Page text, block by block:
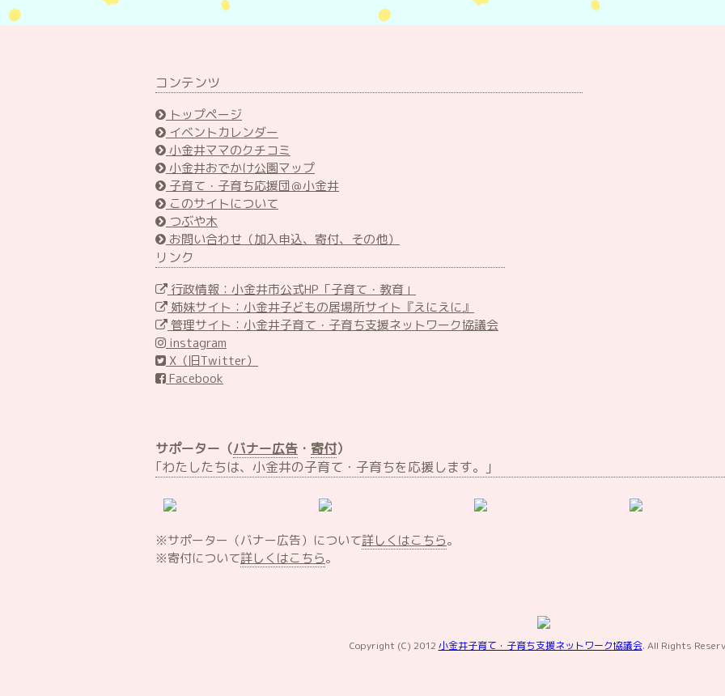
コンテンツ
トップページ
イベントカレンダー
小金井ママのクチコミ
小金井おでかけ公園マップ
子育て・子育ち応援団＠小金井
このサイトについて
つぶや木
お問い合わせ（加入申込、寄付、その他）
リンク
行政情報：小金井市公式HP「子育て・教育」
姉妹サイト：小金井子どもの居場所サイト『えにえに』
管理サイト：小金井子育て・子育ち支援ネットワーク協議会
instagram
X（旧Twitter）
Facebook
サポーター（バナー広告 ・ 寄付）
｢わたしたちは、小金井の子育て・子育ちを応援します。｣
※サポーター（バナー広告）について詳しくはこちら。
※寄付について詳しくはこちら。
Copyright (C) 2012 小金井子育て・子育ち支援ネットワーク協議会. All Rights